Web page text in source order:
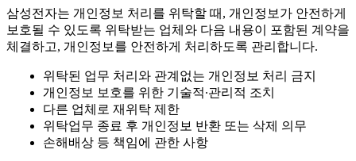
삼성전자는 개인정보 처리를 위탁할 때, 개인정보가 안전하게
보호될 수 있도록 위탁받는 업체와 다음 내용이 포함된 계약을
체결하고, 개인정보를 안전하게 처리하도록 관리합니다.
위탁된 업무 처리와 관계없는 개인정보 처리 금지
개인정보 보호를 위한 기술적∙관리적 조치
다른 업체로 재위탁 제한
위탁업무 종료 후 개인정보 반환 또는 삭제 의무
손해배상 등 책임에 관한 사항